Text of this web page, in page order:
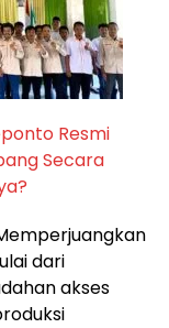
Resmi
Secara
dari
akses